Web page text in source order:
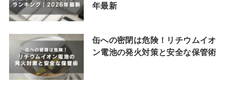
年最新
缶への密閉は危険！リチウムイオ
ン電池の発火対策と安全な保管術